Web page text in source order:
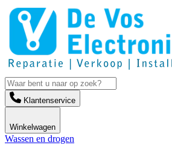
Klantenservice
Winkelwagen
Wassen en drogen